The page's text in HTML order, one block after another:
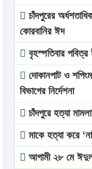
চাঁদপুরের
কোরবানির ঈদ
বৃহস্পতিবার
দোকানপাট ও
বিভাগের নির্দেশনা
চাঁদপুরে হত্যা
মাকে হত্যা করে
আগামী ২৮ মে